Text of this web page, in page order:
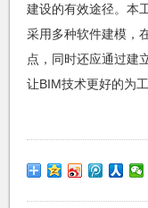
建设的有效途径。本
采用多种软件建模，
点，同时还应通过建
让BIM技术更好的为